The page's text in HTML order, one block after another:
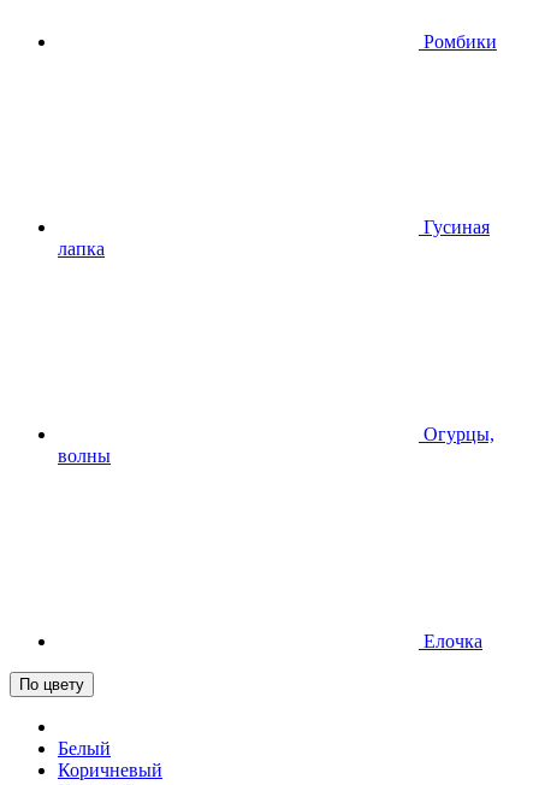
Ромбики
Гусиная
лапка
Огурцы,
волны
Елочка
По цвету
Белый
Коричневый